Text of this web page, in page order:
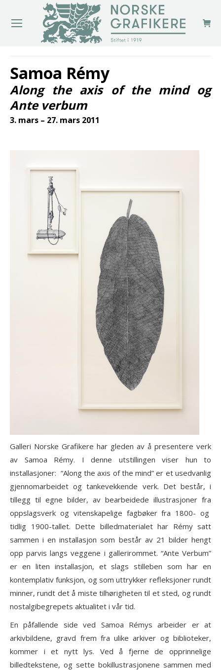
Samoa Rémy
Along the axis of the mind og
Ante verbum
3. mars – 27. mars 2011
Galleri Norske Grafikere har gleden av å presentere verk
av Samoa Rémy. I denne utstillingen viser hun to
installasjoner: “Along the axis of the mind” er et usedvanlig
gjennomarbeidet og tankevekkende verk. Det består, i
tillegg til egne bilder, av bearbeidede illustrasjoner fra
oppslagsverk og vitenskapelige fagbøker fra 1800- og
tidlig 1900-tallet. Dette billedmaterialet har Rémy satt
sammen i en installasjon som består av 21 bilder hengt
opp parvis langs veggene i gallerirommet. “Ante Verbum”
er en liten installasjon, et slags stilleben som har en
kontemplativ funksjon, og som uttrykker refleksjoner rundt
minner, rundt det å miste tilhørigheten til et sted, og rundt
nostalgibegrepets aktualitet i vår tid.
En påfallende side ved Samoa Rémys arbeider er at
arkivbildene, gravd frem fra ulike arkiver og biblioteker,
kommer i et nytt lys. Ved å fjerne de opprinnelige
billedtekstene, og sette bokillustrasjonene sammen med